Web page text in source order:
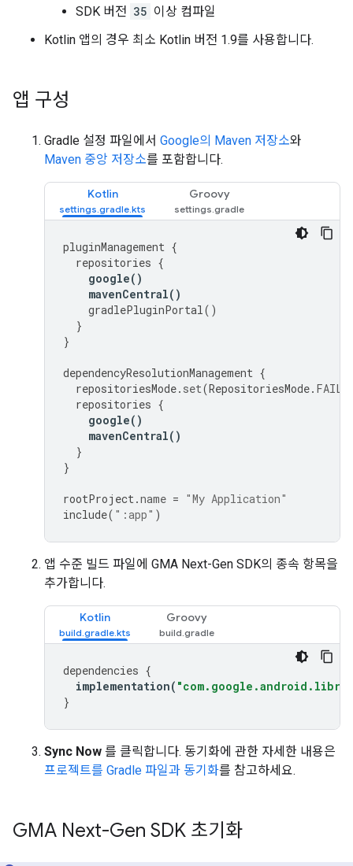
SDK 버전 35 이상 컴파일
Kotlin 앱의 경우 최소 Kotlin 버전 1.9를 사용합니다.
앱 구성
Gradle 설정 파일에서 Google의 Maven 저장소와
Maven 중앙 저장소를 포함합니다.
Kotlin Groovy
pluginManagement {
repositories {
google()
mavenCentral()
gradlePluginPortal()
}
}
dependencyResolutionManagement {
repositoriesMode. set(RepositoriesMode.
repositories {
google()
mavenCentral()
}
}
rootProject.name = "My Application"
include( ":app" )
앱 수준 빌드 파일에 GMA Next-Gen SDK의 종속 항목을
추가합니다.
Kotlin Groovy
dependencies {
implementation(
}
Sync Now 를 클릭합니다. 동기화에 관한 자세한 내용은
프로젝트를 Gradle 파일과 동기화를 참고하세요.
GMA Next-Gen SDK 초기화